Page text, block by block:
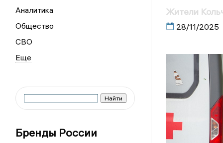
Аналитика
Общество
СВО
Бренды России
Жители
28/11/2025